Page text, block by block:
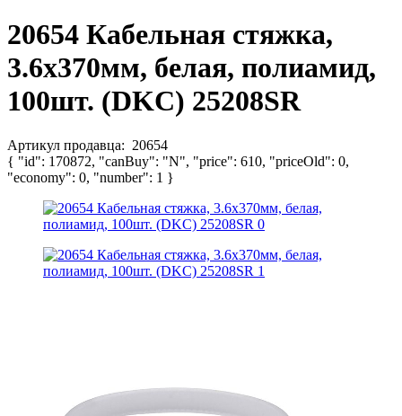
20654 Кабельная стяжка,
3.6х370мм, белая, полиамид,
100шт. (DKC) 25208SR
Артикул продавца: 20654
{ "id": 170872, "canBuy": "N", "price": 610, "priceOld": 0,
"economy": 0, "number": 1 }